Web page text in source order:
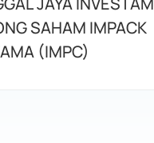
SAHAM IMPACK
(IMPC)